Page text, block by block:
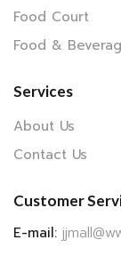
Food Court
Food &
Services
About Us
Contact Us
Customer
E-mail: